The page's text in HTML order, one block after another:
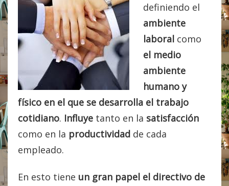
definiendo el
ambiente
laboral como
el medio
ambiente
humano y
físico en el que se desarrolla el trabajo
cotidiano. Influye tanto en la satisfacción
como en la productividad de cada
empleado.
En esto tiene un gran papel el directivo de